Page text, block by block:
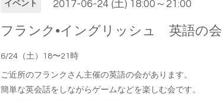
イベント 2017-06-24 (土) 18:00～21:00
フランク•イングリッシュ 英語の会
6/24（土）18〜21時
ご近所のフランクさん主催の英語の会があります。
簡単な英会話をしながらゲームなどを楽しむ会です。